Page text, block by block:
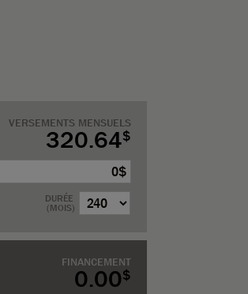
VERSEMENTS MENSUELS
320.64$
$
DURÉE
(MOIS)
FINANCEMENT
0.00$